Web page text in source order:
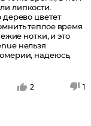
липкости.
дерево цветет
теплое время
нотки, и это
нельзя
надеюсь,
2 1